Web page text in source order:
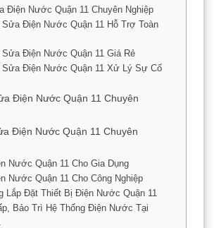
Điện Nước Quận 11 Chuyên Nghiệp
Điện Nước Quận 11 Hỗ Trợ Toàn
Sửa Điện Nước Quận 11 Giá Rẻ
Sửa Điện Nước Quận 11 Xử Lý Sự Cố
Điện Nước Quận 11 Chuyên
Điện Nước Quận 11 Chuyên
Nước Quận 11 Cho Gia Dụng
Nước Quận 11 Cho Công Nghiệp
Lắp Đặt Thiết Bị Điện Nước Quận 11
Bảo Trì Hệ Thống Điện Nước Tại